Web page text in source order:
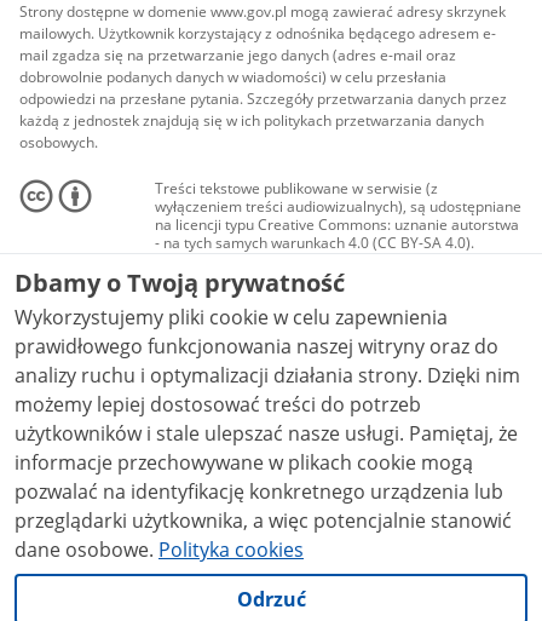
Strony dostępne w domenie www.gov.pl mogą zawierać adresy skrzynek
mailowych. Użytkownik korzystający z odnośnika będącego adresem e-
mail zgadza się na przetwarzanie jego danych (adres e-mail oraz
dobrowolnie podanych danych w wiadomości) w celu przesłania
odpowiedzi na przesłane pytania. Szczegóły przetwarzania danych przez
każdą z jednostek znajdują się w ich politykach przetwarzania danych
osobowych.
Treści tekstowe publikowane w serwisie (z
wyłączeniem treści audiowizualnych), są udostępniane
na licencji typu Creative Commons: uznanie autorstwa
- na tych samych warunkach 4.0 (CC BY-SA 4.0).
Materiały audiowizualne, w tym zdjęcia, materiały
audio i wideo, są udostępniane na licencji typu
Creative Commons: uznanie autorstwa użycie
niekomercyjne - bez utworów zależnych 4.0 (CC BY-
NC-ND 4.0), o ile nie jest to stwierdzone inaczej.
Dbamy o Twoją prywatność
Wykorzystujemy pliki cookie w celu zapewnienia
prawidłowego funkcjonowania naszej witryny oraz do
analizy ruchu i optymalizacji działania strony. Dzięki nim
możemy lepiej dostosować treści do potrzeb
użytkowników i stale ulepszać nasze usługi. Pamiętaj, że
informacje przechowywane w plikach cookie mogą
pozwalać na identyfikację konkretnego urządzenia lub
przeglądarki użytkownika, a więc potencjalnie stanowić
dane osobowe. Polityka cookies
Odrzuć